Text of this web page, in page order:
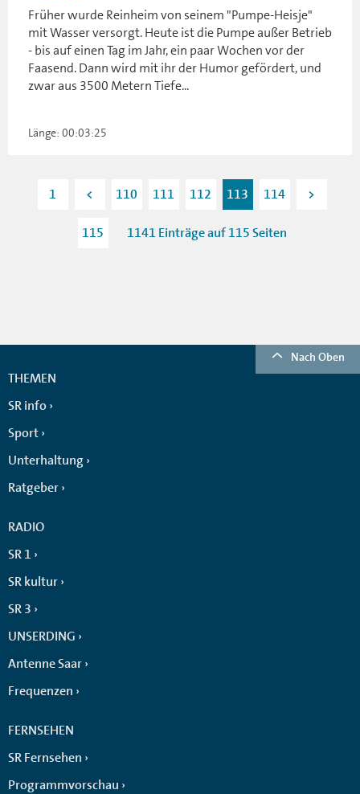
Früher wurde Reinheim von seinem "Pumpe-Heisje"
mit Wasser versorgt. Heute ist die Pumpe außer Betrieb
- bis auf einen Tag im Jahr, ein paar Wochen vor der
Faasend. Dann wird mit ihr der Humor gefördert, und
zwar aus 3500 Metern Tiefe...
Länge: 00:03:25
1 < 110 111 112 113 114 >
115 1141 Einträge auf 115 Seiten
Nach Oben
THEMEN
SR info
Sport
Unterhaltung
Ratgeber
RADIO
SR 1
SR kultur
SR 3
UNSERDING
Antenne Saar
Frequenzen
FERNSEHEN
SR Fernsehen
Programmvorschau